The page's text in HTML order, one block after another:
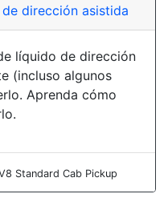
dirección asistida
líquido de dirección
(incluso algunos
Aprenda cómo
Standard Cab Pickup